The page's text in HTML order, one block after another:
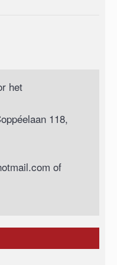
het
118,
of